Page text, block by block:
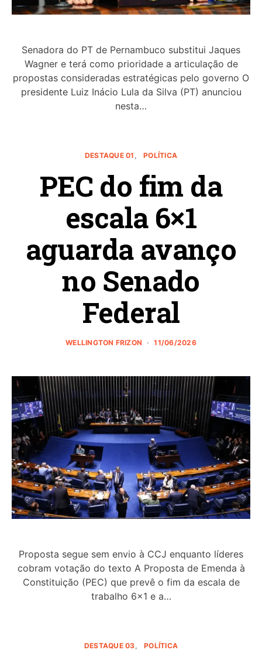
Senadora do PT de Pernambuco substitui Jaques
Wagner e terá como prioridade a articulação de
propostas consideradas estratégicas pelo governo O
presidente Luiz Inácio Lula da Silva (PT) anunciou
nesta…
DESTAQUE 01 POLÍTICA
PEC do fim da
escala 6×1
aguarda avanço
no Senado
Federal
WELLINGTON FRIZON 11/06/2026
Proposta segue sem envio à CCJ enquanto líderes
cobram votação do texto A Proposta de Emenda à
Constituição (PEC) que prevê o fim da escala de
trabalho 6×1 e a…
DESTAQUE 03 POLÍTICA